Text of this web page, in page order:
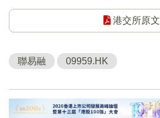
港交所原文
聯易融 09959.HK